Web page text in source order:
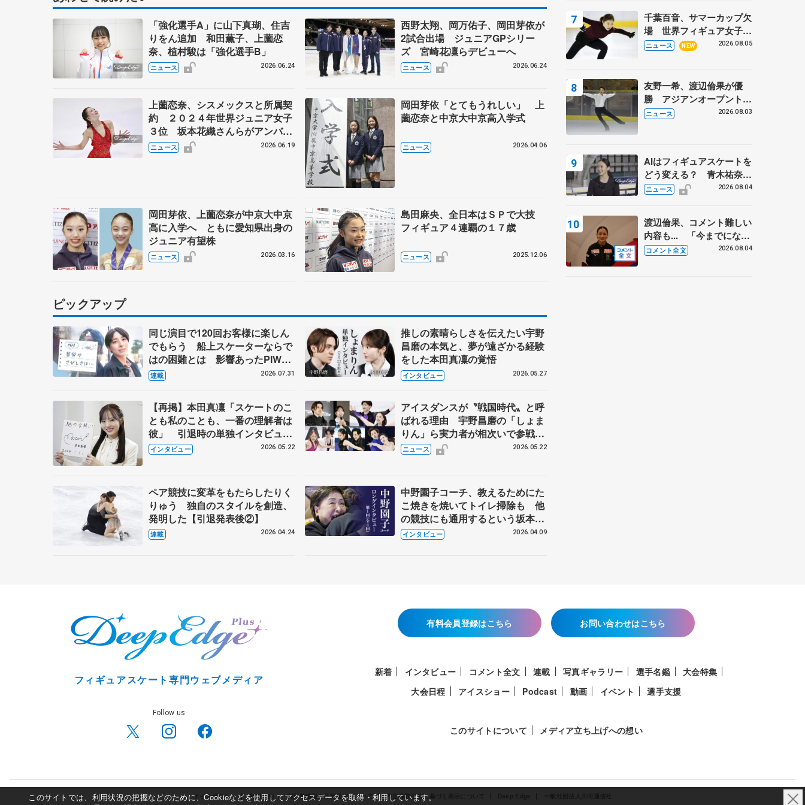
「強化選手A」に山下真瑚、住吉
りをん追加 和田薫子、上薗恋
奈、植村駿は「強化選手B」
ニュース 2026.06.24
西野太翔、岡万佑子、岡田芽依が
2試合出場 ジュニアGPシリー
ズ 宮崎花凜らデビューへ
ニュース 2026.06.24
上薗恋奈、シスメックスと所属契
約 ２０２４年世界ジュニア女子
３位 坂本花織さんらがアンバサ
ダーで在籍
ニュース 2026.06.19
岡田芽依「とてもうれしい」 上
薗恋奈と中京大中京高入学式
ニュース 2026.04.06
岡田芽依、上薗恋奈が中京大中京
高に入学へ ともに愛知県出身の
ジュニア有望株
ニュース 2026.03.16
島田麻央、全日本はＳＰで大技
フィギュア４連覇の１７歳
ニュース 2025.12.06
ピックアップ
同じ演目で120回お客様に楽しん
でもらう 船上スケーターならで
はの困難とは 影響あったPIW前
キャプテン松永さんの存在
連載 2026.07.31
推しの素晴らしさを伝えたい宇野
昌磨の本気と、夢が遠ざかる経験
をした本田真凜の覚悟
インタビュー 2026.05.27
【再掲】本田真凜「スケートのこ
とも私のことも、一番の理解者は
彼」 引退時の単独インタビュー
で語った競技人生や家族、恋人、
これからの夢…
インタビュー 2026.05.22
アイスダンスが〝戦国時代〟と呼
ばれる理由 宇野昌磨の「しょま
りん」ら実力者が相次いで参戦
国内の競争激化
ニュース 2026.05.22
ペア競技に変革をもたらしたりく
りゅう 独自のスタイルを創造、
発明した【引退発表後②】
連載 2026.04.24
中野園子コーチ、教えるためにた
こ焼きを焼いてトイレ掃除も 他
の競技にも通用するという坂本花
織の筋肉
インタビュー 2026.04.09
トロフィーフリー】
千葉百音、サマーカップ欠
場 世界フィギュア女子2
位
ニュース NEW 2026.08.05
友野一希、渡辺倫果が優
勝 アジアンオープントロ
フィー
ニュース 2026.08.03
AIはフィギュアスケートを
どう変える？ 青木祐奈と
考える採点、トレーニング
ニュース 2026.08.04
渡辺倫果、コメント難しい
内容も... 「今までにない
くらい早めに仕上げられて
コメント全文 2026.08.04
フィギュアスケート専門ウェブメディア
Follow us
有料会員登録はこちら お問い合わせはこちら
新着 インタビュー コメント全文 連載 写真ギャラリー 選手名鑑
大会特集
大会日程
アイスショー Podcast 動画 イベント 選手支援
このサイトについて メディア立ち上げへの想い
サイトポリシー 利用規約 利用者情報の外部送信について 特定商取引法に基づく表示について
このサイトでは、利用状況の把握などのために、Cookieなどを使用してアクセスデータを取得・利用しています。